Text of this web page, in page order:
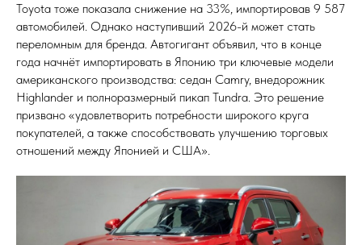
Toyota тоже показала снижение на 33%, импортировав 9 587
автомобилей. Однако наступивший 2026-й может стать
переломным для бренда. Автогигант объявил, что в конце
года начнёт импортировать в Японию три ключевые модели
американского производства: седан Camry, внедорожник
Highlander и полноразмерный пикап Tundra. Это решение
призвано «удовлетворить потребности широкого круга
покупателей, а также способствовать улучшению торговых
отношений между Японией и США».